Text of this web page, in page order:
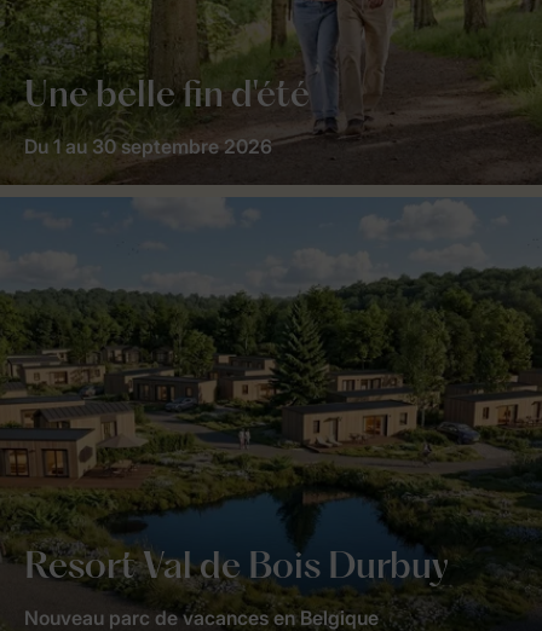
Une belle fin d'été
Du 1 au 30 septembre 2026
Resort Val de Bois Durbuy
Nouveau parc de vacances en Belgique